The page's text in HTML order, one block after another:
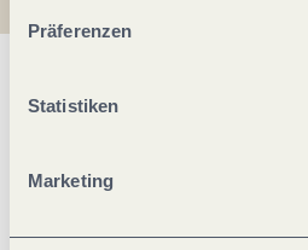
Präferenzen
Statistiken
Marketing